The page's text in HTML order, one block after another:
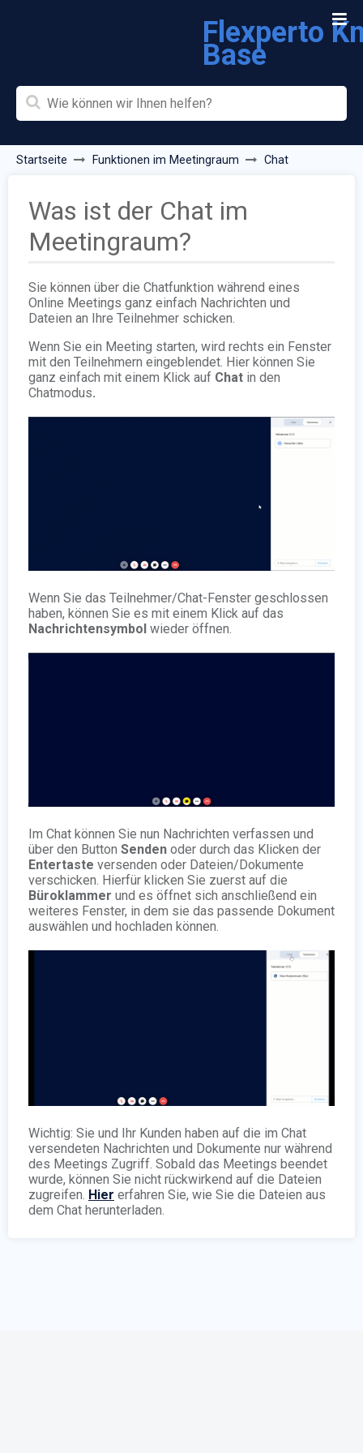
Flexperto
Base
Startseite Funktionen im Meetingraum Chat
Was ist der Chat im
Meetingraum?
Sie können über die Chatfunktion während eines
Online Meetings ganz einfach Nachrichten und
Dateien an Ihre Teilnehmer schicken.
Wenn Sie ein Meeting starten, wird rechts ein Fenster
mit den Teilnehmern eingeblendet. Hier können Sie
ganz einfach mit einem Klick auf Chat in den
Chatmodus.
Wenn Sie das Teilnehmer/Chat-Fenster geschlossen
haben, können Sie es mit einem Klick auf das
Nachrichtensymbol wieder öffnen.
Im Chat können Sie nun Nachrichten verfassen und
über den Button Senden oder durch das Klicken der
Entertaste versenden oder Dateien/Dokumente
verschicken. Hierfür klicken Sie zuerst auf die
Büroklammer und es öffnet sich anschließend ein
weiteres Fenster, in dem sie das passende Dokument
auswählen und hochladen können.
Wichtig: Sie und Ihr Kunden haben auf die im Chat
versendeten Nachrichten und Dokumente nur während
des Meetings Zugriff. Sobald das Meetings beendet
wurde, können Sie nicht rückwirkend auf die Dateien
zugreifen. Hier erfahren Sie, wie Sie die Dateien aus
dem Chat herunterladen.